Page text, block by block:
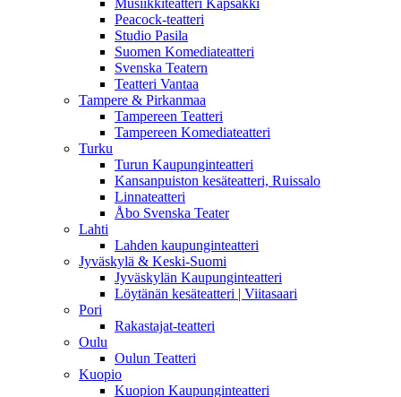
Musiikkiteatteri Kapsäkki
Peacock-teatteri
Studio Pasila
Suomen Komediateatteri
Svenska Teatern
Teatteri Vantaa
Tampere & Pirkanmaa
Tampereen Teatteri
Tampereen Komediateatteri
Turku
Turun Kaupunginteatteri
Kansanpuiston kesäteatteri, Ruissalo
Linnateatteri
Åbo Svenska Teater
Lahti
Lahden kaupunginteatteri
Jyväskylä & Keski-Suomi
Jyväskylän Kaupunginteatteri
Löytänän kesäteatteri | Viitasaari
Pori
Rakastajat-teatteri
Oulu
Oulun Teatteri
Kuopio
Kuopion Kaupunginteatteri